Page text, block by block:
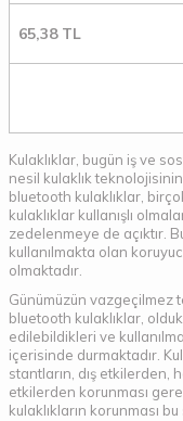
65,38TL
Kulaklıklar, bugün iş ve
nesil kulaklık
bluetooth kulaklıklar,
kulaklıklar kullanışlı
zedelenmeye de açıktır.
kullanılmakta olan
olmaktadır.
Günümüzün vazgeçilmez
bluetooth kulaklıklar,
edilebildikleri ve
içerisinde durmaktadır.
stantların, dış etkilerden,
etkilerden korunması
kulaklıkların korunması